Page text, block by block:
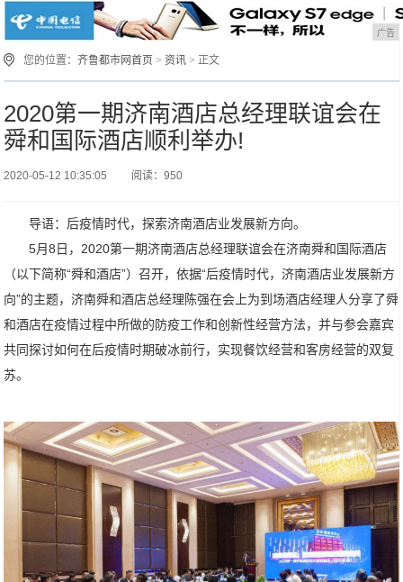
广告
您的位置：齐鲁都市网首页 >资讯 > 正文
2020第一期济南酒店总经理联谊会在
舜和国际酒店顺利举办!
2020-05-12 10:35:05 阅读：950
导语：后疫情时代，探索济南酒店业发展新方向。
5月8日，2020第一期济南酒店总经理联谊会在济南舜和国际酒店
（以下简称“舜和酒店”）召开，依据“后疫情时代，济南酒店业发展新方
向”的主题，济南舜和酒店总经理陈强在会上为到场酒店经理人分享了舜
和酒店在疫情过程中所做的防疫工作和创新性经营方法，并与参会嘉宾
共同探讨如何在后疫情时期破冰前行，实现餐饮经营和客房经营的双复
苏。